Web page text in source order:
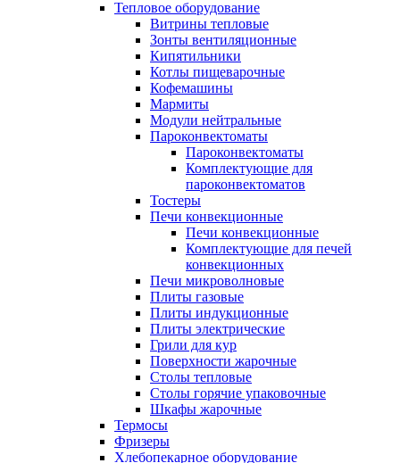
Тепловое оборудование
Витрины тепловые
Зонты вентиляционные
Кипятильники
Котлы пищеварочные
Кофемашины
Мармиты
Модули нейтральные
Пароконвектоматы
Пароконвектоматы
Комплектующие для
пароконвектоматов
Тостеры
Печи конвекционные
Печи конвекционные
Комплектующие для печей
конвекционных
Печи микроволновые
Плиты газовые
Плиты индукционные
Плиты электрические
Грили для кур
Поверхности жарочные
Столы тепловые
Столы горячие упаковочные
Шкафы жарочные
Термосы
Фризеры
Хлебопекарное оборудование